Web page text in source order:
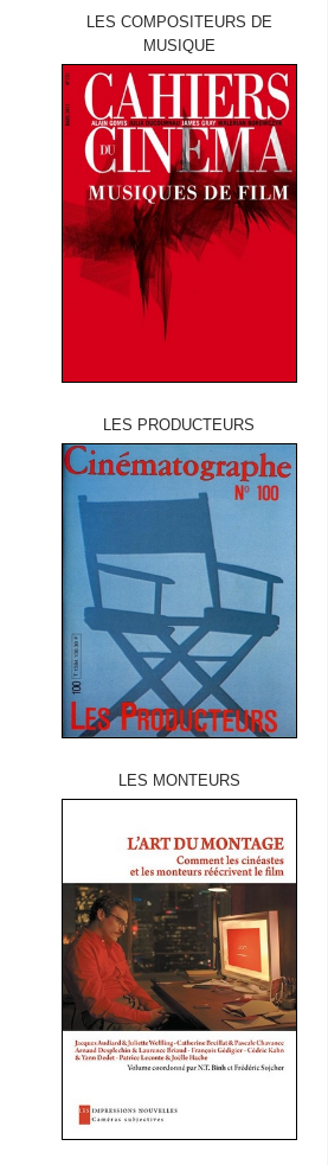
LES COMPOSITEURS DE
MUSIQUE
LES PRODUCTEURS
LES MONTEURS